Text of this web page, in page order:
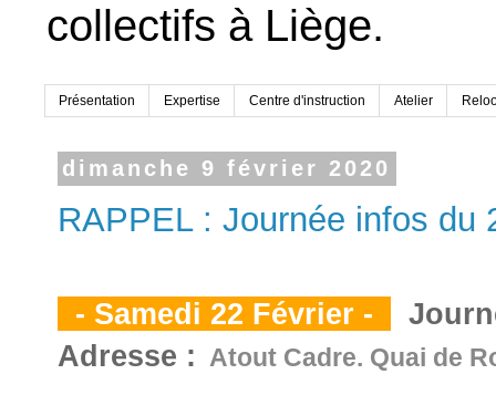
collectifs à Liège.
Présentation Expertise Centre d'instruction Atelier
dimanche 9 février 2020
RAPPEL : Journée infos du
- Samedi 22 Février -
Adresse : Atout Cadre. Quai de